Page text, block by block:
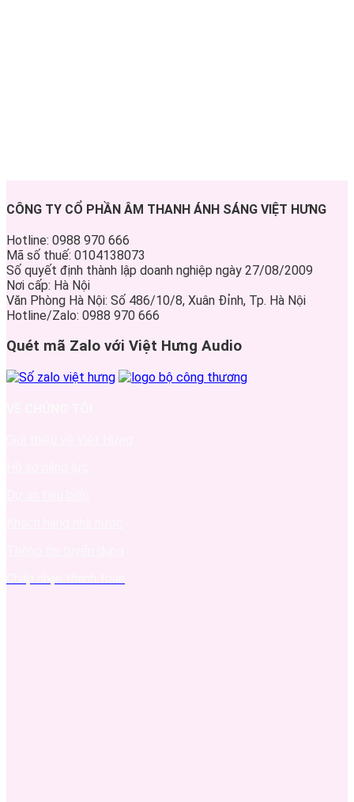
CÔNG TY CỔ PHẦN ÂM THANH ÁNH SÁNG VIỆT HƯNG
Hotline: 0988 970 666
Mã số thuế: 0104138073
Số quyết định thành lập doanh nghiệp ngày 27/08/2009
Nơi cấp: Hà Nội
Văn Phòng Hà Nội: Số 486/10/8, Xuân Đỉnh, Tp. Hà Nội
Hotline/Zalo: 0988 970 666
Quét mã Zalo với Việt Hưng Audio